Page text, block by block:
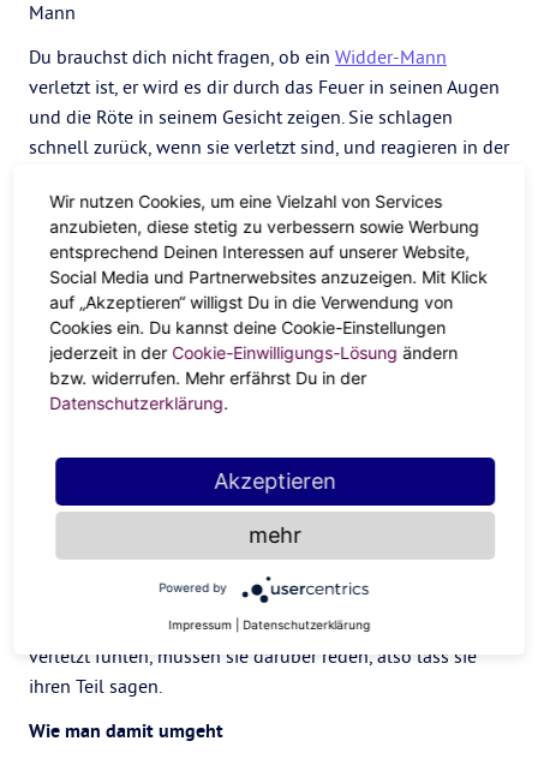
Mann
Du brauchst dich nicht fragen, ob ein Widder-Mann
verletzt ist, er wird es dir durch das Feuer in seinen Augen
und die Röte in seinem Gesicht zeigen. Sie schlagen
schnell zurück, wenn sie verletzt sind, und reagieren in der
ob sie wütend wären. Sie sind impulsiv und stürzen sich in
einen Kampf, greifen andere an und verteidigen sich. Es
kann sehr heftig werden, da sie Dinge tun oder sagen, die
sie später bereuen werden.
Frau
Wie Widder-Männer sind auchWidder-Frauen
leidenschaftlich und wollen ihre Gefühle nicht verbergen.
Ort Schluss, sie wird eine Szene machen. Wenn sie wütend
oder verletzt sind, scheuen sie sich nicht, eine oder zwei
Brücken niederzureißen – auch wenn sie es in ein paar
Stunden bereuen werden. Sie sind nicht davor gefeit, nach
einem Streit dein Auto zu zerkratzen, oder in der Hitze des
Gefechts deine Klamotten wegzuschmeißen. Wenn sie sich
verletzt fühlen, müssen sie darüber reden, also lass sie
ihren Teil sagen.
Wie man damit umgeht
Wir nutzen Cookies, um eine Vielzahl von Services
anzubieten, diese stetig zu verbessern sowie Werbung
entsprechend Deinen Interessen auf unserer Website,
Social Media und Partnerwebsites anzuzeigen. Mit Klick
auf „Akzeptieren“ willigst Du in die Verwendung von
Cookies ein. Du kannst deine Cookie-Einstellungen
jederzeit in der Cookie-Einwilligungs-Lösung ändern
bzw. widerrufen. Mehr erfährst Du in der
Datenschutzerklärung.
Akzeptieren
mehr
Powered by
Impressum Datenschutzerklärung